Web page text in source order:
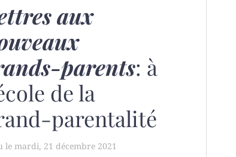
aux
parents: à
de la
parentalité
mardi, 21 décembre 2021